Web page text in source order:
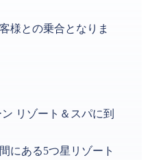
様との乗合となりま
リゾート＆スパに到
にある5つ星リゾート